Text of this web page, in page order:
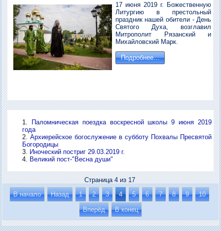
17 июня 2019 г. Божественную
Литургию в престольный
праздник нашей обители - День
Святого Духа, возглавил
Митрополит Рязанский и
Михайловский Марк.
Подробнее...
Паломническая поездка воскресной школы 9 июня 2019
года
Архиерейское богослужение в субботу Похвалы Пресвятой
Богородицы
Иноческий постриг 29.03.2019 г.
Великий пост-"Весна души"
Страница 4 из 17
В начало
Назад 1 2 3 4 5 6 7 8 9 10
Вперёд В конец